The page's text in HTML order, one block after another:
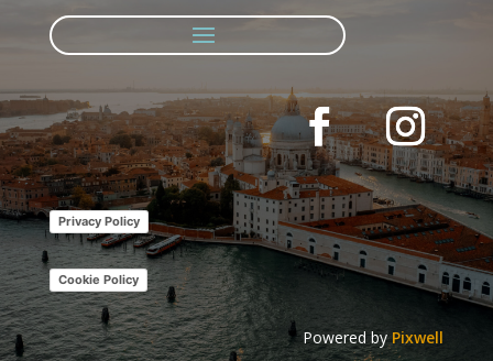
Privacy Policy
Cookie Policy
Powered by Pixwell